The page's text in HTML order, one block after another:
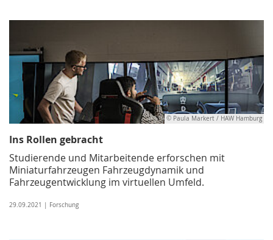
© Paula Markert / HAW Hamburg
Ins Rollen gebracht
Studierende und Mitarbeitende erforschen mit
Miniaturfahrzeugen Fahrzeugdynamik und
Fahrzeugentwicklung im virtuellen Umfeld.
29.09.2021 | Forschung